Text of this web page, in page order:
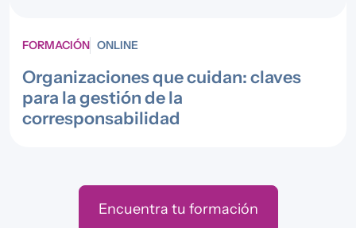
FORMACIÓN ONLINE
Organizaciones que cuidan: claves
para la gestión de la
corresponsabilidad
Encuentra tu formación